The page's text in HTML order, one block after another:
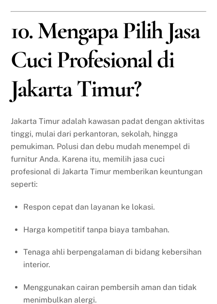
10. Mengapa Pilih Jasa
Cuci Profesional di
Jakarta Timur?
Jakarta Timur adalah kawasan padat dengan aktivitas
tinggi, mulai dari perkantoran, sekolah, hingga
pemukiman. Polusi dan debu mudah menempel di
furnitur Anda. Karena itu, memilih jasa cuci
profesional di Jakarta Timur memberikan keuntungan
seperti:
Respon cepat dan layanan ke lokasi.
Harga kompetitif tanpa biaya tambahan.
Tenaga ahli berpengalaman di bidang kebersihan
interior.
Menggunakan cairan pembersih aman dan tidak
menimbulkan alergi.